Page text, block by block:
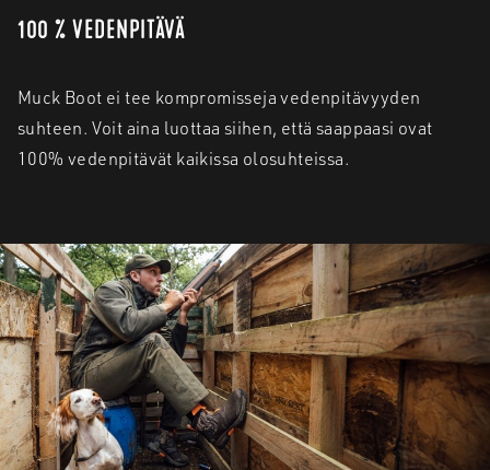
100 % VEDENPITÄVÄ
Muck Boot ei tee kompromisseja vedenpitävyyden
suhteen. Voit aina luottaa siihen, että saappaasi ovat
100% vedenpitävät kaikissa olosuhteissa.